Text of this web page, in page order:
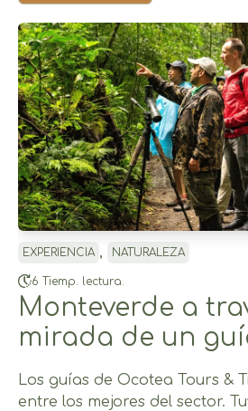
EXPERIENCIA , NATURALEZA
6 Tiemp. lectura.
Monteverde a
mirada de un
Los guías de Ocotea Tours &
entre los mejores del sector.